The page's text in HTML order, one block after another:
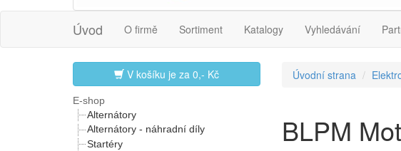
Úvod O firmě Sortiment Katalogy Vyhledávání
V košíku je za 0,- Kč
E-shop
Alternátory
Alternátory - náhradní díly
Startéry
Úvodní strana
BLPM